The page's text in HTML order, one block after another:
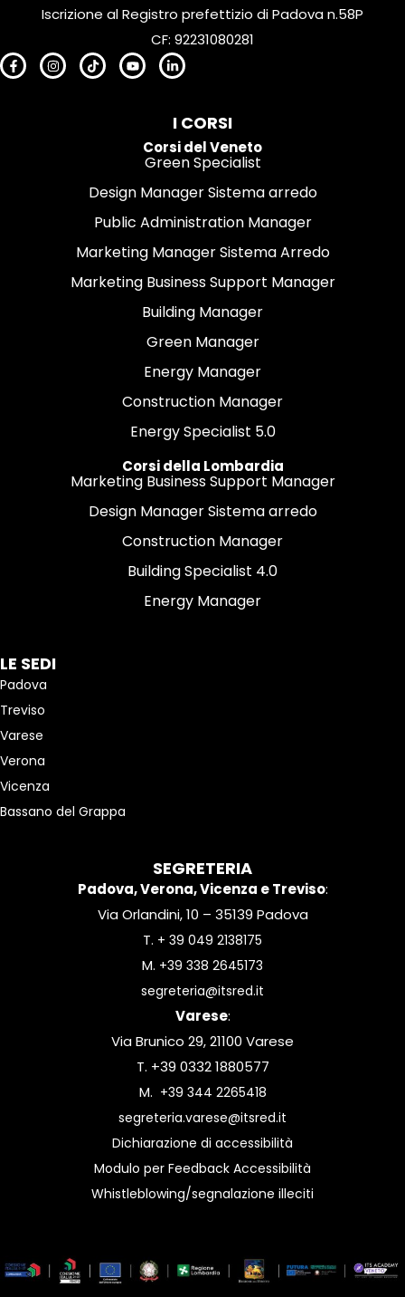
Iscrizione al Registro prefettizio di Padova n.58P
CF: 92231080281
I CORSI
Corsi del Veneto
Green Specialist
Design Manager Sistema arredo
Public Administration Manager
Marketing Manager Sistema Arredo
Marketing Business Support Manager
Building Manager
Green Manager
Energy Manager
Construction Manager
Energy Specialist 5.0
Corsi della Lombardia
Marketing Business Support Manager
Design Manager Sistema arredo
Construction Manager
Building Specialist 4.0
Energy Manager
LE SEDI
Padova
Treviso
Varese
Verona
Vicenza
Bassano del Grappa
SEGRETERIA
Padova, Verona, Vicenza e Treviso:
Via Orlandini, 10 – 35139 Padova
T. + 39 049 2138175
M. +39 338 2645173
segreteria@itsred.it
Varese:
Via Brunico 29, 21100 Varese
T. +39 0332 1880577
M. +39 344 2265418
segreteria.varese@itsred.it
Dichiarazione di accessibilità
Modulo per Feedback Accessibilità
Whistleblowing/segnalazione illeciti